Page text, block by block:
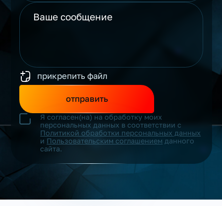
прикрепить файл
отправить
Я согласен(на) на обработку моих
персональных данных в соответствии с
Политикой обработки персональных данных
и Пользовательским соглашением данного
сайта.